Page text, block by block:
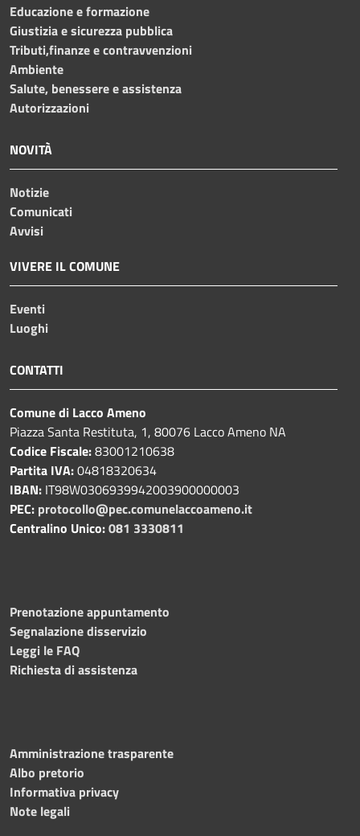
Educazione e formazione
Giustizia e sicurezza pubblica
Tributi,finanze e contravvenzioni
Ambiente
Salute, benessere e assistenza
Autorizzazioni
NOVITÀ
Notizie
Comunicati
Avvisi
VIVERE IL COMUNE
Eventi
Luoghi
CONTATTI
Comune di Lacco Ameno
Piazza Santa Restituta, 1, 80076 Lacco Ameno NA
Codice Fiscale:83001210638
Partita IVA:04818320634
IBAN: IT98W0306939942003900000003
PEC: protocollo@pec.comunelaccoameno.it
Centralino Unico:081 3330811
Prenotazione appuntamento
Segnalazione disservizio
Leggi le FAQ
Richiesta di assistenza
Amministrazione trasparente
Albo pretorio
Informativa privacy
Note legali